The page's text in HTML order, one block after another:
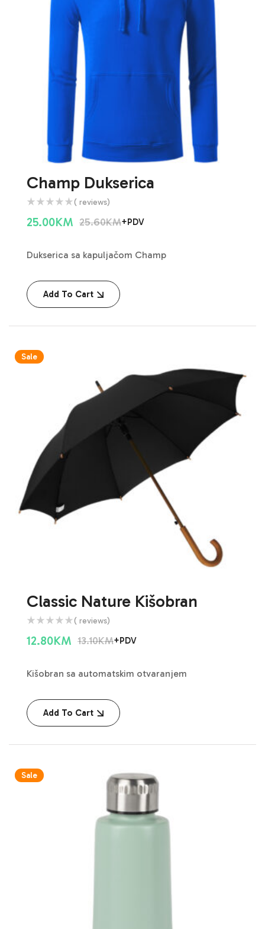
Champ Dukserica
( reviews)
25.60KM
25.00KM +PDV
Dukserica sa kapuljačom Champ
Add To Cart
Sale
Classic Nature Kišobran
( reviews)
13.10KM
12.80KM +PDV
Kišobran sa automatskim otvaranjem
Add To Cart
Sale